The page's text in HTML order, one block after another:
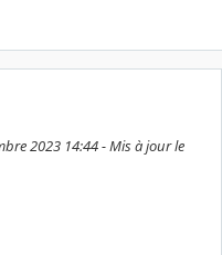
2023 14:44 - Mis à jour le